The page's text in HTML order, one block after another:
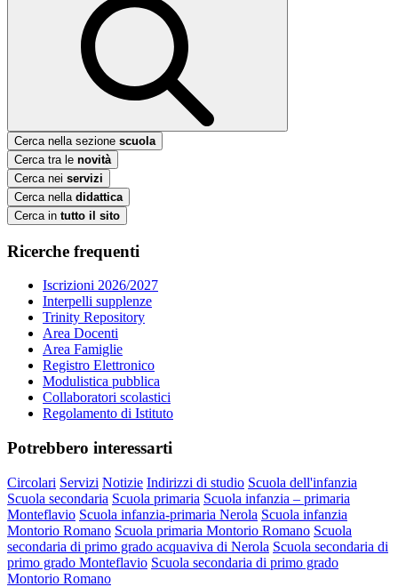
Cerca nella sezione scuola
Cerca tra le novità
Cerca nei servizi
Cerca nella didattica
Cerca in tutto il sito
Ricerche frequenti
Iscrizioni 2026/2027
Interpelli supplenze
Trinity Repository
Area Docenti
Area Famiglie
Registro Elettronico
Modulistica pubblica
Collaboratori scolastici
Regolamento di Istituto
Potrebbero interessarti
Circolari Servizi Notizie Indirizzi di studio Scuola dell'infanzia
Scuola secondaria Scuola primaria Scuola infanzia – primaria
Monteflavio Scuola infanzia-primaria Nerola Scuola infanzia
Montorio Romano Scuola primaria Montorio Romano Scuola
secondaria di primo grado acquaviva di Nerola Scuola secondaria di
primo grado Monteflavio Scuola secondaria di primo grado
Montorio Romano